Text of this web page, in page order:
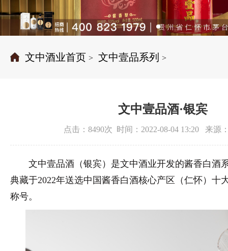
文中酒业首页 > 文中壹品系列 >
文中壹品酒·银宾
点击：8490次 时间：2022-08-04 13:20 来源
文中壹品酒（银宾）是文中酒业开发的酱香白酒
典藏于2022年送选中国酱香白酒核心产区（仁怀）十
称号。